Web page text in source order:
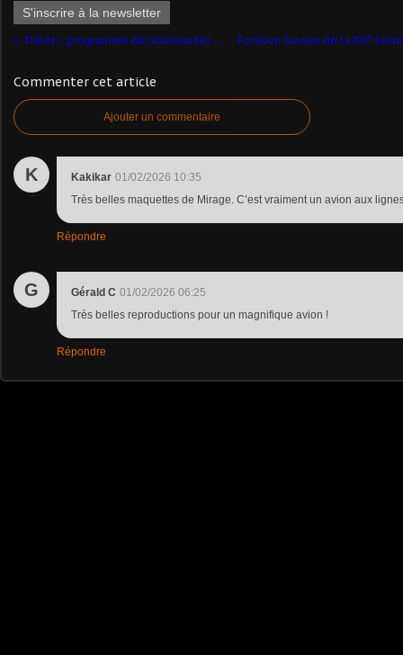
S'inscrire à la newsletter
Italeri : programme de nouveautés 2026
Commenter cet article
Ajouter un commentaire
K Kakikar 01/02/2026 10:35
Très belles maquettes de Mirage. C’est vraiment un avion aux
Répondre
G Gérald C 01/02/2026 06:25
Très belles reproductions pour un magnifique avion !
Répondre